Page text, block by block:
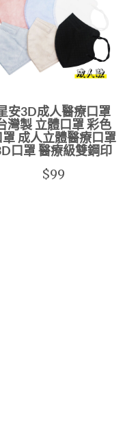
安3D成人醫療口罩
灣製 立體口罩 彩色
罩 成人立體醫療口罩
口罩 醫療級雙鋼印
$99